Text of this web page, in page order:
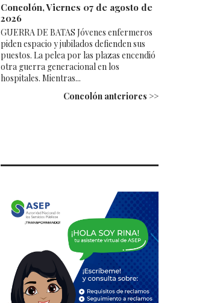
Concolón, Viernes 07 de agosto de
2026
GUERRA DE BATAS Jóvenes enfermeros
piden espacio y jubilados defienden sus
puestos. La pelea por las plazas encendió
otra guerra generacional en los
hospitales. Mientras...
Concolón anteriores >>